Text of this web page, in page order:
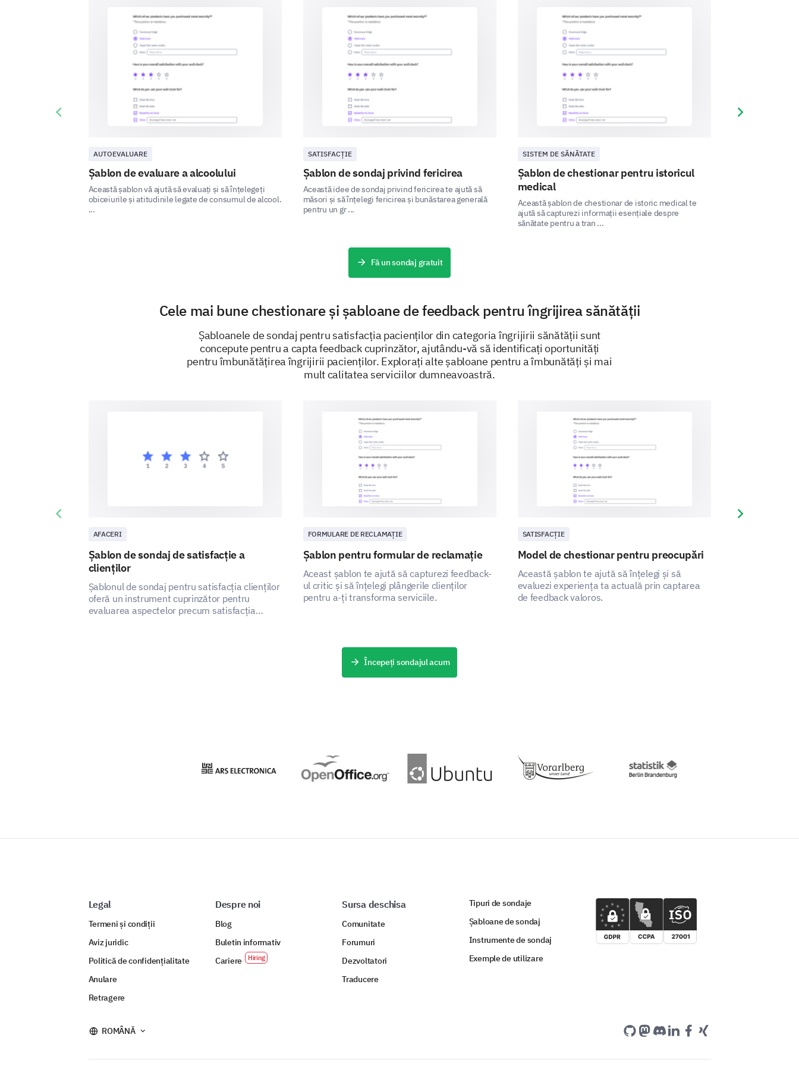
No
Somewhat
Good communication is key to good care. Help us understand how well we
communicated with you during your visit.
How satisfied were you with the clarity of explanations given to you
regarding your treatment? (Please provide any additional feedback
Very Dissatisfied
Dissatisfied
Neutral
Very Satisfied
(Very Poor, Poor, Average, Good, Very Good)
4
Increase Same Decrease
Finally, we’d love to hear any additional thoughts, suggestions, or comments you
might have. Your insights are invaluable.
FOURNIZAT DE
AUTOEVALUARE
Șablon de evaluare a alcoolului
Această șablon vă ajută să evaluați și să înțelegeți
obiceiurile și atitudinile legate de consumul de alcool.
...
SATISFACȚIE
Șablon de sondaj privind fericirea
Această idee de sondaj privind fericirea te ajută să
măsori și să înțelegi fericirea și bunăstarea generală
pentru un gr ...
SISTEM DE SĂNĂTATE
Șablon de chestionar pentru istoricul
medical
Această șablon de chestionar de istoric medical te
ajută să capturezi informații esențiale despre
sănătate pentru a tran ...
Previous slide Next slide
Fă un sondaj gratuit
Cele mai bune chestionare și șabloane de feedback pentru îngrijirea sănătății
Șabloanele de sondaj pentru satisfacția pacienților din categoria îngrijirii sănătății sunt
concepute pentru a capta feedback cuprinzător, ajutându-vă să identificați oportunități
pentru îmbunătățirea îngrijirii pacienților. Explorați alte șabloane pentru a îmbunătăți și mai
mult calitatea serviciilor dumneavoastră.
AFACERI
Șablon de sondaj de satisfacție a
clienților
Șablonul de sondaj pentru satisfacția clienților
oferă un instrument cuprinzător pentru
evaluarea aspectelor precum satisfacția
FORMULARE DE RECLAMAȚIE
Șablon pentru formular de reclamație
Aceast șablon te ajută să capturezi feedback-
ul critic și să înțelegi plângerile clienților
pentru a-ți transforma serviciile.
SATISFACȚIE
Model de chestionar pentru preocupări
Această șablon te ajută să înțelegi și să
evaluezi experiența ta actuală prin captarea
de feedback valoros.
Previous slide Next slide
Începeți sondajul acum
Legal
Termeni și condiții
Aviz juridic
Politică de confidențialitate
Anulare
Retragere
Despre noi
Blog
Buletin informativ
Cariere
Sursa deschisa
Comunitate
Forumuri
Dezvoltatori
Traducere
Tipuri de sondaje
Șabloane de sondaj
Instrumente de sondaj
Exemple de utilizare
ROMÂNĂ